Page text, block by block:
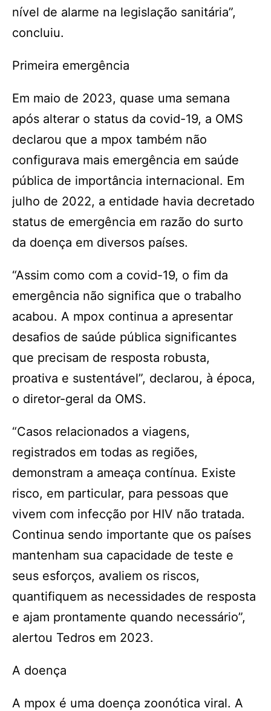
nível de alarme na legislação sanitária”,
concluiu.
Primeira emergência
Em maio de 2023, quase uma semana
após alterar o status da covid-19, a OMS
declarou que a mpox também não
configurava mais emergência em saúde
pública de importância internacional. Em
julho de 2022, a entidade havia decretado
status de emergência em razão do surto
da doença em diversos países.
“Assim como com a covid-19, o fim da
emergência não significa que o trabalho
acabou. A mpox continua a apresentar
desafios de saúde pública significantes
que precisam de resposta robusta,
proativa e sustentável”, declarou, à época,
o diretor-geral da OMS.
“Casos relacionados a viagens,
registrados em todas as regiões,
demonstram a ameaça contínua. Existe
risco, em particular, para pessoas que
vivem com infecção por HIV não tratada.
Continua sendo importante que os países
mantenham sua capacidade de teste e
seus esforços, avaliem os riscos,
quantifiquem as necessidades de resposta
e ajam prontamente quando necessário”,
alertou Tedros em 2023.
A doença
A mpox é uma doença zoonótica viral. A